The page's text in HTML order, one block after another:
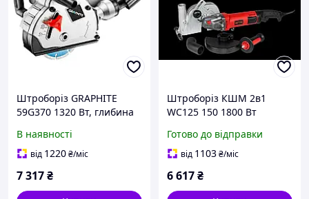
Штроборіз GRAPHITE
59G370 1320 Вт, глибина
професійний
В наявності
від 1220₴/міс
7 317₴
Штроборіз КШМ 2в1
WC125 150 1800 Вт
броньований з
можливістю штроблення
Готово до відправки
від 1103₴/міс
6 617₴